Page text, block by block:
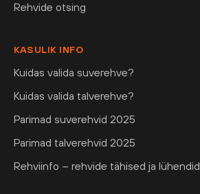
Rehvide otsing
KASULIK INFO
Kuidas valida suverehve?
Kuidas valida talverehve?
Parimad suverehvid 2025
Parimad talverehvid 2025
Rehviinfo – rehvide tähised ja lühendid